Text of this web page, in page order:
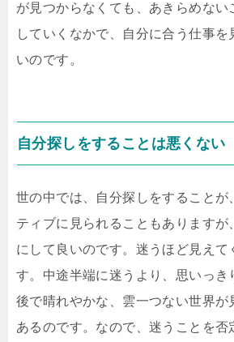
が見つからなくても、あきらめない
していくなかで、自分に合う仕事を
いのです。
自分探しをすることは悪くない
世の中では、自分探しをすることが
ティブに見られることもありますが
にして良いのです。迷うほど見えて
す。中途半端に迷うより、思いっき
後で晴れやかな、雲一つない世界が
あるのです。なので、迷うことを否